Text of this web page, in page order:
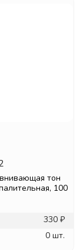
тон
100
330 ₽
0 шт.